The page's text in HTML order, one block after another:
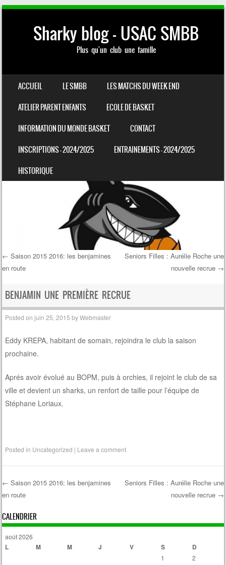
Sharky blog – USAC SMBB
Plus qu'un club une famille
MENU
SKIP TO CONTENT
ACCUEIL LE SMBB
LES MATCHS DU WEEK END
ATELIER PARENT ENFANTS
ECOLE DE BASKET
INFORMATION DU MONDE BASKET
CONTACT
INSCRIPTIONS – 2024/2025
ENTRAINEMENTS – 2024/2025
HISTORIQUE
Post navigation
← Saison 2015 2016: les benjamines
en route
Seniors Filles : Aurélie Roche une
nouvelle recrue →
BENJAMIN UNE PREMIÈRE RECRUE
Posted onjuin 25, 2015 byWebmaster
Eddy KREPA, habitant de somain, rejoindra le club la saison
prochaine.
Aprés avoir évolué au BOPM, puis à orchies, il rejoint le club de sa
ville et devient un sharks, un renfort de taille pour l’équipe de
Stéphane Loriaux.
Posted in Uncategorized | Leave a comment
Post navigation
← Saison 2015 2016: les benjamines
en route
Seniors Filles : Aurélie Roche une
nouvelle recrue →
CALENDRIER
août 2026
L M M J V S D
1
2